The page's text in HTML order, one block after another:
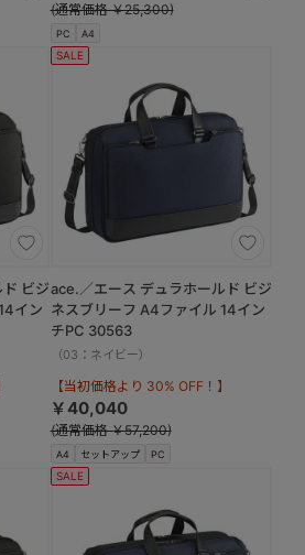
PC A4
(通常価格 ￥25,300)
ビジ
イン
SALE
A4 セットアップ PC
ace.／エース デュラホールド ビジ
ネスブリーフ A4ファイル 14イン
チPC 30563
（03：ネイビー）
【当初価格より 30% OFF！】
￥40,040
(通常価格 ￥57,200)
SALE